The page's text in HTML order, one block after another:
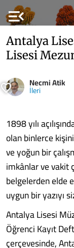
menu_open
Antalya
Lisesi
Necmi Atik
İleri
1898 yılı
olan binlerce
ve yoğun bir
imkânlar ve vakit
belgelerden elde
uygun bir yazıyı
Antalya Lisesi
Öğrenci Kayıt
çerçevesinde,